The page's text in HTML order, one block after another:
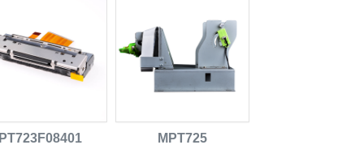
PT723F08401 MPT725